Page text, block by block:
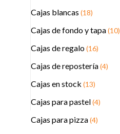
Cajas blancas (18)
Cajas de fondo y tapa(10)
Cajas de regalo(16)
Cajas de repostería(4)
Cajas en stock (13)
Cajas para pastel(4)
Cajas para pizza(4)